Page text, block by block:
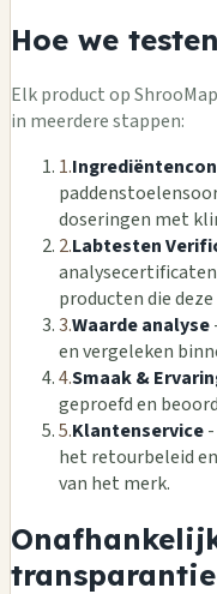
Hoe we
Elk product op
in meerdere stappen:
1.
doseringen met
2.Labtesten
analysecertificaten
producten die
3.Waarde analyse
en vergeleken
4.Smaak &
geproefd en
5.Klantenservice
het retourbeleid
van het merk.
transparantie